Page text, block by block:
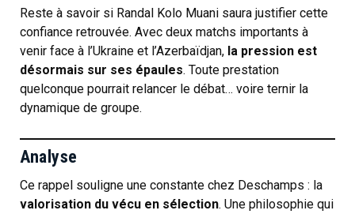
Reste à savoir si Randal Kolo Muani saura justifier cette
confiance retrouvée. Avec deux matchs importants à
venir face à l’Ukraine et l’Azerbaïdjan, la pression est
désormais sur ses épaules. Toute prestation
quelconque pourrait relancer le débat… voire ternir la
dynamique de groupe.
Analyse
Ce rappel souligne une constante chez Deschamps : la
valorisation du vécu en sélection. Une philosophie qui